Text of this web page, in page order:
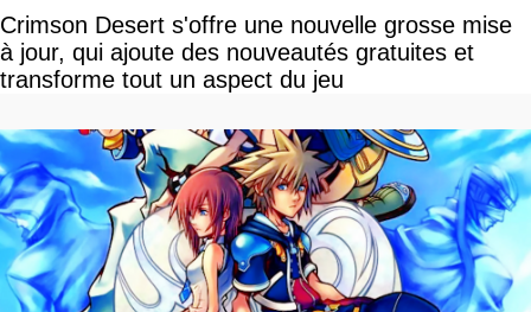
Crimson Desert s'offre une nouvelle grosse mise
à jour, qui ajoute des nouveautés gratuites et
transforme tout un aspect du jeu